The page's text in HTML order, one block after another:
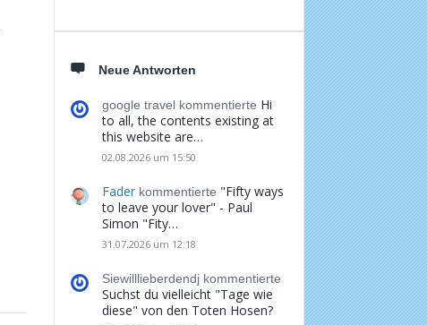
Neue Antworten
google travel kommentierte Hi
to all, the contents existing at
this website are…
02.08.2026 um 15:50
Fader kommentierte "Fifty ways
to leave your lover" - Paul
Simon "Fity…
31.07.2026 um 12:18
Siewilllieberdendj kommentierte
Suchst du vielleicht "Tage wie
diese" von den Toten Hosen?